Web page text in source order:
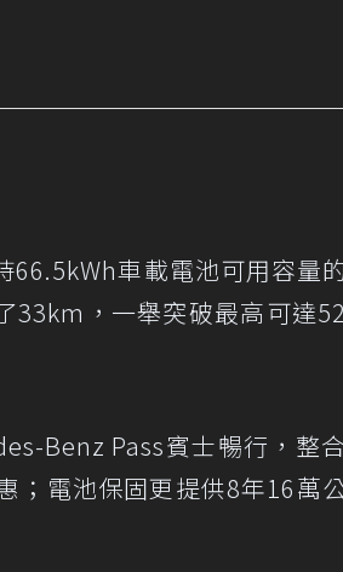
66.5kWh車載電池可用容量
33km，一舉突破最高可達
Benz Pass賓士暢行，整
電池保固更提供8年16萬